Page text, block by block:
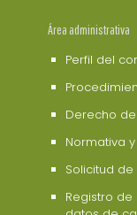
Área administrativa
Perfil del
Derecho
Normativa
Solicitud
Registro